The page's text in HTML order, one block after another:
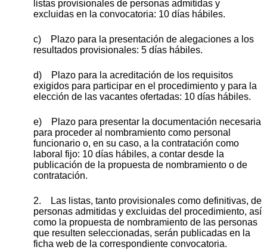
listas provisionales de personas admitidas y
excluidas en la convocatoria: 10 días hábiles.
c) Plazo para la presentación de alegaciones a los
resultados provisionales: 5 días hábiles.
d) Plazo para la acreditación de los requisitos
exigidos para participar en el procedimiento y para la
elección de las vacantes ofertadas: 10 días hábiles.
e) Plazo para presentar la documentación necesaria
para proceder al nombramiento como personal
funcionario o, en su caso, a la contratación como
laboral fijo: 10 días hábiles, a contar desde la
publicación de la propuesta de nombramiento o de
contratación.
2. Las listas, tanto provisionales como definitivas, de
personas admitidas y excluidas del procedimiento, así
como la propuesta de nombramiento de las personas
que resulten seleccionadas, serán publicadas en la
ficha web de la correspondiente convocatoria.